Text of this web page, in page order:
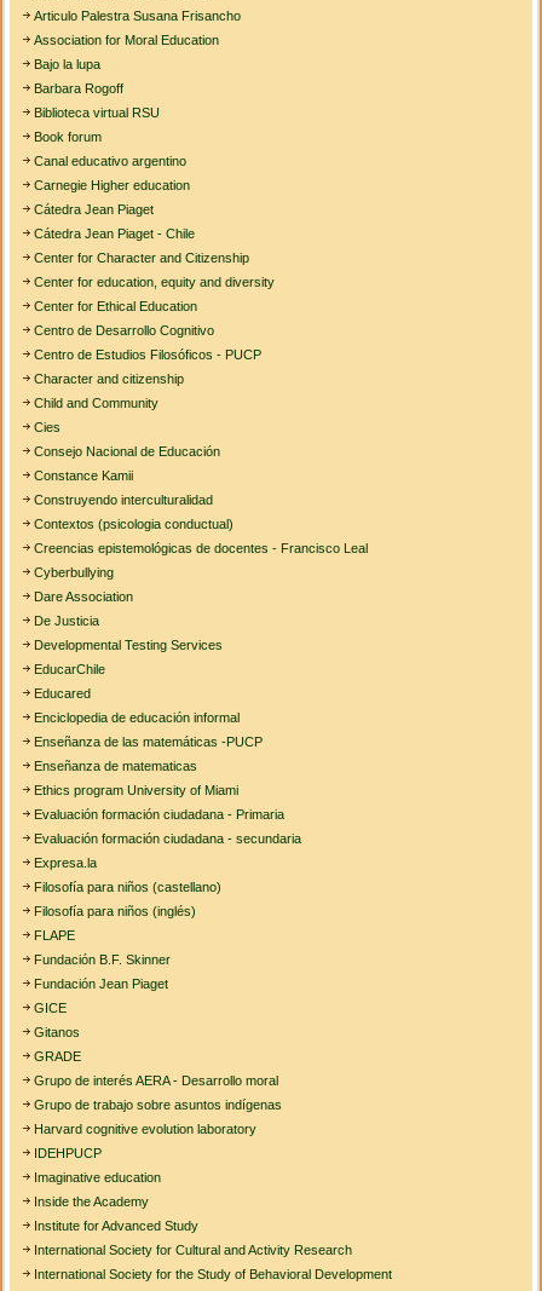
Articulo Palestra Susana Frisancho
Association for Moral Education
Bajo la lupa
Barbara Rogoff
Biblioteca virtual RSU
Book forum
Canal educativo argentino
Carnegie Higher education
Cátedra Jean Piaget
Cátedra Jean Piaget - Chile
Center for Character and Citizenship
Center for education, equity and diversity
Center for Ethical Education
Centro de Desarrollo Cognitivo
Centro de Estudios Filosóficos - PUCP
Character and citizenship
Child and Community
Cies
Consejo Nacional de Educación
Constance Kamii
Construyendo interculturalidad
Contextos (psicologia conductual)
Creencias epistemológicas de docentes - Francisco Leal
Cyberbullying
Dare Association
De Justicia
Developmental Testing Services
EducarChile
Educared
Enciclopedia de educación informal
Enseñanza de las matemáticas -PUCP
Enseñanza de matematicas
Ethics program University of Miami
Evaluación formación ciudadana - Primaria
Evaluación formación ciudadana - secundaria
Expresa.la
Filosofía para niños (castellano)
Filosofía para niños (inglés)
FLAPE
Fundación B.F. Skinner
Fundación Jean Piaget
GICE
Gitanos
GRADE
Grupo de interés AERA - Desarrollo moral
Grupo de trabajo sobre asuntos indígenas
Harvard cognitive evolution laboratory
IDEHPUCP
Imaginative education
Inside the Academy
Institute for Advanced Study
International Society for Cultural and Activity Research
International Society for the Study of Behavioral Development